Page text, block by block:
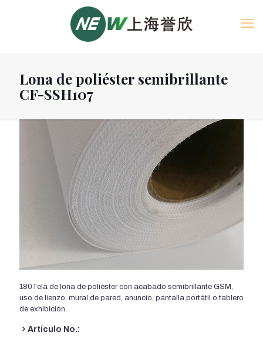
Lona de poliéster semibrillante
CF-SSH107
180Tela de lona de poliéster con acabado semibrillante GSM,
uso de lienzo, mural de pared, anuncio, pantalla portátil o tablero
de exhibición.
Artículo No.: